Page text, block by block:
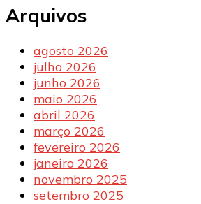
Arquivos
agosto 2026
julho 2026
junho 2026
maio 2026
abril 2026
março 2026
fevereiro 2026
janeiro 2026
novembro 2025
setembro 2025